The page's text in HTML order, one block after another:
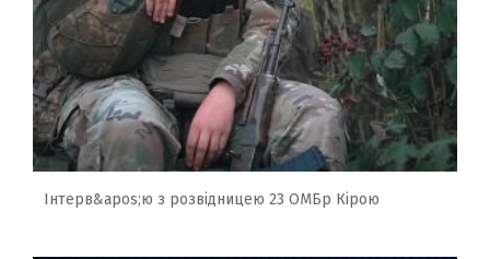
Інтерв&apos;ю з розвідницею 23 ОМБр Кірою